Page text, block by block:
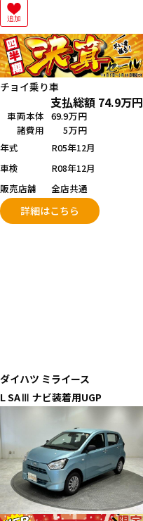
追加
チョイ乗り車
支払総額 74.9万円
車両本体 69.9万円
諸費用
5万円
年式
R05年12月
車検
R08年12月
販売店舗
全店共通
詳細はこちら
ダイハツ ミライース
L SAⅢ ナビ装着用UGP